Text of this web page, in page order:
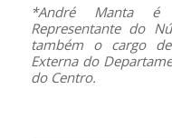
*André Manta é
Representante do
também o cargo
Externa do
do Centro.